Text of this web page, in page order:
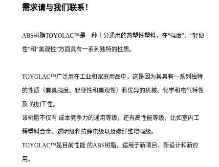
需求请与我们联系！
ABS树脂TOYOLAC™是一种十分通用的热塑性塑料，在“强度”、“轻便
性”和“美观性”方面具有一系列独特的性质。
TOYOLAC™广泛用在工业和家庭用品中，这是因为其具有一系列独特
的性质（兼具强度、轻便性和美观性）和优异的机械、化学和电气特性
及 的加工性。
该树脂不仅有 成本竞争力的通用等级，还有高性能等级，比如室内工
程塑料合金、透明级和抗静电级以及碳纤维增强级。
TOYOLAC™是目前性能 的ABS树脂，适用于新项目、新设计和新应
用。